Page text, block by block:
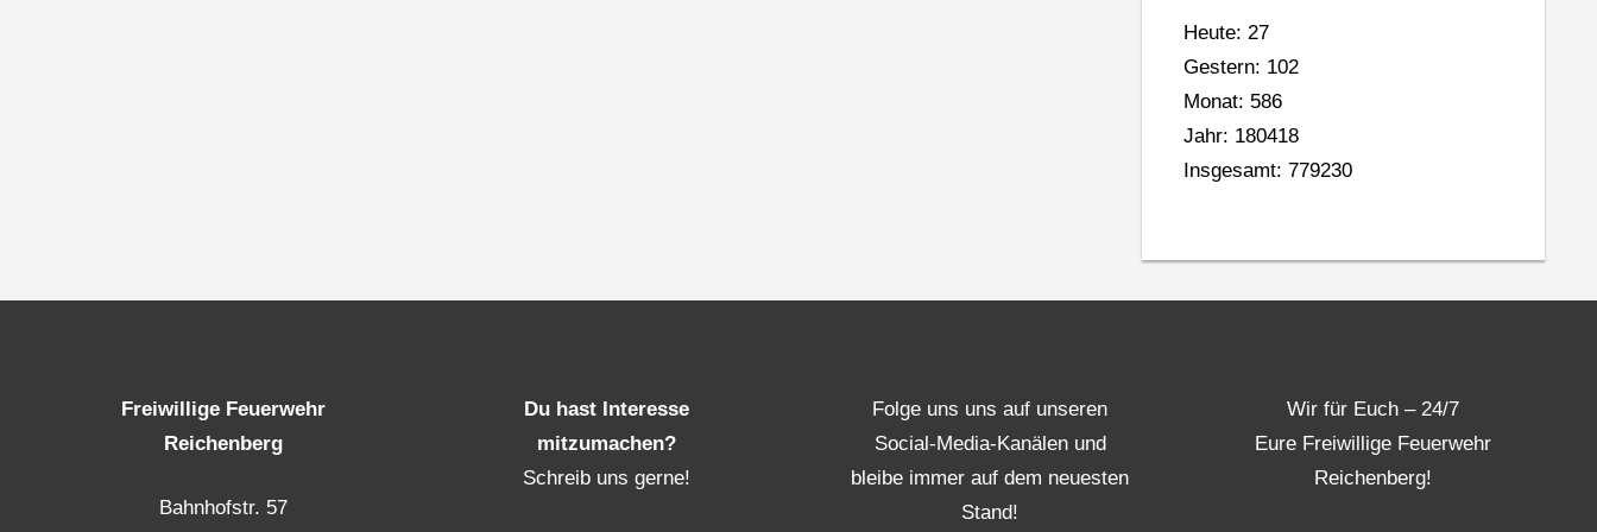
Heute: 27
Gestern: 102
Monat: 586
Jahr: 180418
Insgesamt: 779230
Freiwillige Feuerwehr
Reichenberg
Bahnhofstr. 57
Du hast Interesse
mitzumachen?
Schreib uns gerne!
Folge uns uns auf unseren
Social-Media-Kanälen und
bleibe immer auf dem neuesten
Stand!
Wir für Euch – 24/7
Eure Freiwillige Feuerwehr
Reichenberg!